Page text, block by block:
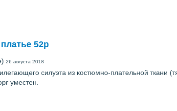
52р
26 августа 2018
силуэта из костюмно-плательной ткани
уместен.